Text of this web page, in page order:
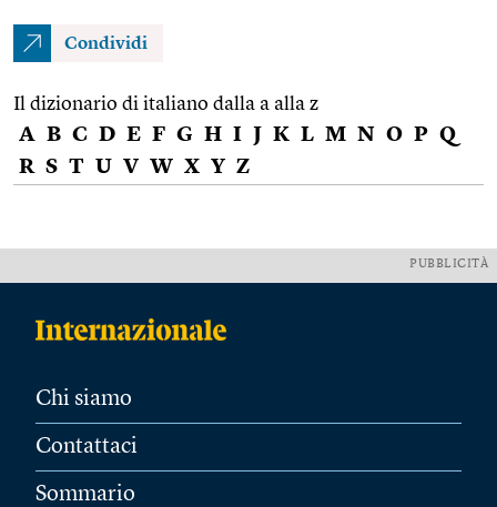
Condividi
Il dizionario di italiano dalla a alla z
A B C D E F G H I J K L M N O P Q
R S T U V W X Y Z
PUBBLICITÀ
Chi siamo
Contattaci
Sommario